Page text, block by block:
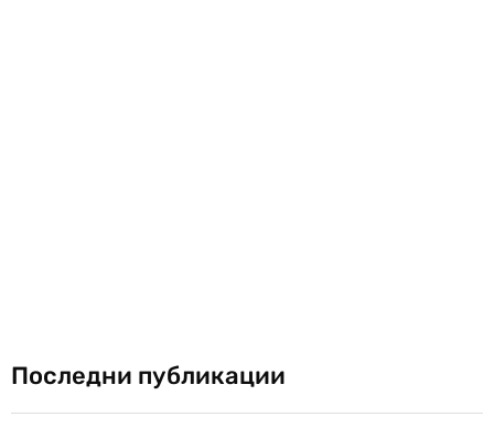
Последни публикации